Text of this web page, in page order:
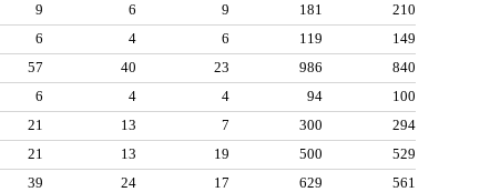
9 6 9 181
210
6 4 6 119
149
57 40 23 986
840
6 4 4 94
100
21 13 7 300
294
21 13 19 500
529
39 24 17 629
561